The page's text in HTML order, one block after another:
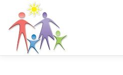
contenu